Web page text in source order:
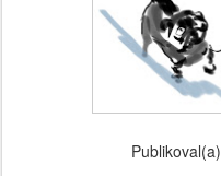
Publikoval(a)